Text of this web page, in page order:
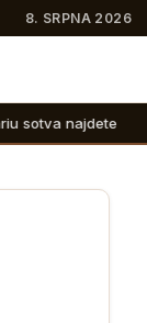
8. SRPNA 2026
Suchozemské